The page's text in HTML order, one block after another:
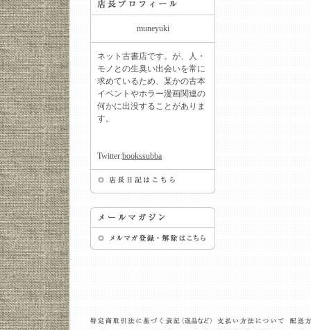
muneyuki
ネット古書店です。が、人・
モノとの生臭い出会いを常に
求めているため、某かの古本
イベントやホラー漫画関連の
何かに出没することがありま
す。
Twitter:bookssubba